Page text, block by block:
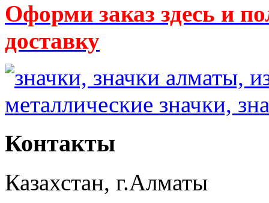
Оформи заказ здесь
доставку
Контакты
Казахстан, г.Алматы